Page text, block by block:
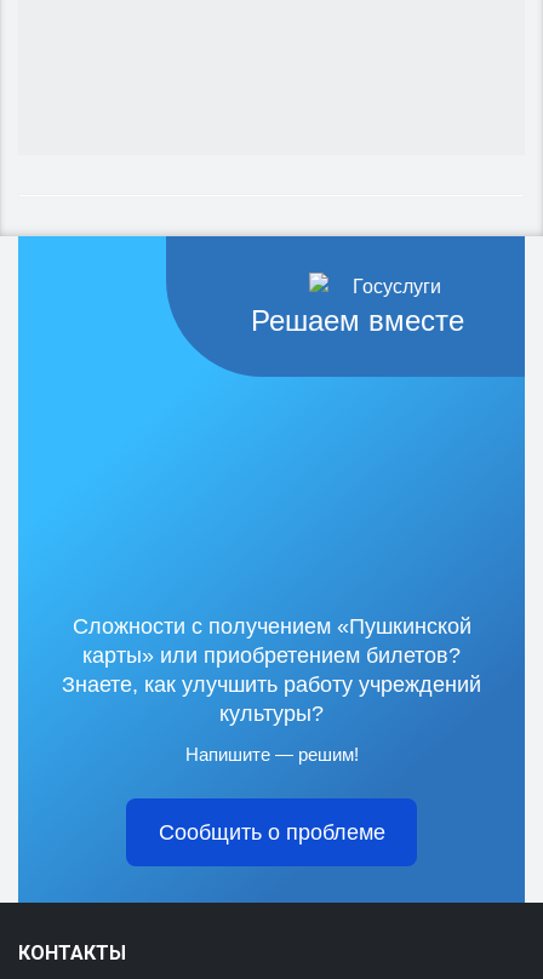
Решаем вместе
Сложности с получением «Пушкинской
карты» или приобретением билетов?
Знаете, как улучшить работу учреждений
культуры?
Напишите — решим!
Сообщить о проблеме
КОНТАКТЫ